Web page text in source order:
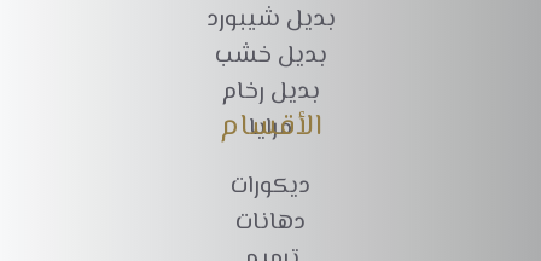
بديل شيبورد
بديل خشب
بديل رخام
مرايا
الأقسام
ديكورات
دهانات